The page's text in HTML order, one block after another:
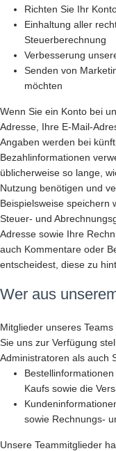
Richten Sie Ihr
Einhaltung aller
Steuerberechnung
Verbesserung
Senden von
möchten
Wenn Sie ein Konto bei
Adresse, Ihre E-Mail-
Angaben werden bei
Bezahlinformationen
üblicherweise so lange,
Nutzung benötigen und
Beispielsweise speichern
Steuer- und
Adresse sowie Ihre
auch Kommentare oder
entscheidest, diese zu
Wer aus
Mitglieder unseres
Sie uns zur Verfügung
Administratoren als auch
Kaufs sowie die
sowie Rechnungs-
Unsere Teammitglieder